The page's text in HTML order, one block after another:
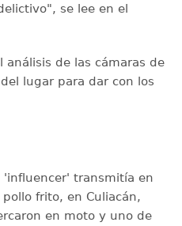
se lee en el
análisis de las cámaras de
lugar para dar con los
'influencer' transmitía en
frito, en Culiacán,
en moto y uno de